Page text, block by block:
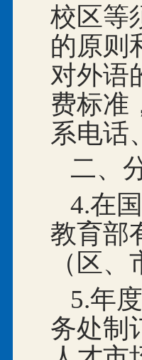
校区等
的原则
对外语
费标准
系电话
二、
4.在
教育部
（区
5.年
务处制